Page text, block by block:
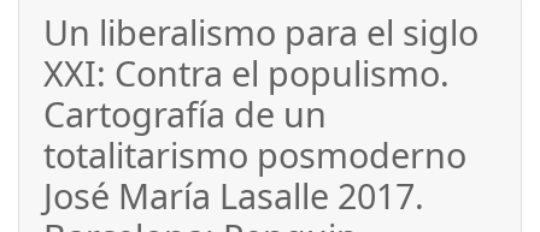
Un liberalismo para el siglo
XXI: Contra el populismo.
Cartografía de un
totalitarismo posmoderno
José María Lasalle 2017.